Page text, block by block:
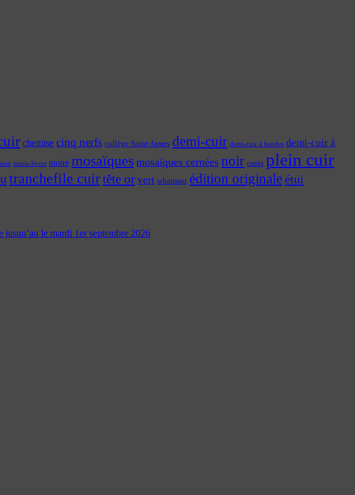
chemise cinq nerfs collège Saint-James demi-cuir demi-cuir à bandes demi-cuir à
minis-livres moire mosaïques mosaïques cernées noir oasis plein cuir
tranchefile cuirtête or vert whatman édition originaleétui
le mardi 1er septembre 2026